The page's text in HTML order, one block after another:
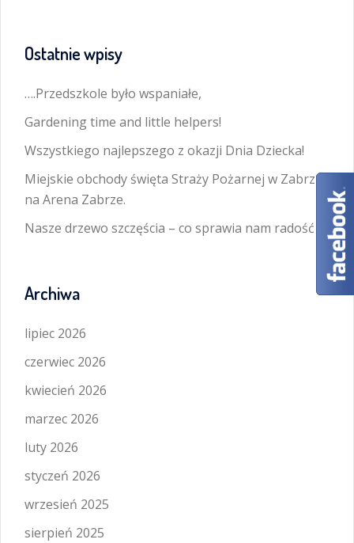
Ostatnie wpisy
….Przedszkole było wspaniałe,
Gardening time and little helpers!
Wszystkiego najlepszego z okazji Dnia Dziecka!
Miejskie obchody święta Straży Pożarnej w Zabrzu
na Arena Zabrze.
Nasze drzewo szczęścia – co sprawia nam radość
Archiwa
lipiec 2026
czerwiec 2026
kwiecień 2026
marzec 2026
luty 2026
styczeń 2026
wrzesień 2025
sierpień 2025